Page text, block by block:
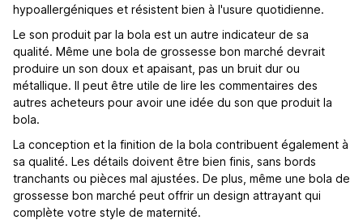
hypoallergéniques et résistent bien à l'usure quotidienne.
Le son produit par la bola est un autre indicateur de sa
qualité. Même une bola de grossesse bon marché devrait
produire un son doux et apaisant, pas un bruit dur ou
métallique. Il peut être utile de lire les commentaires des
autres acheteurs pour avoir une idée du son que produit la
bola.
La conception et la finition de la bola contribuent également à
sa qualité. Les détails doivent être bien finis, sans bords
tranchants ou pièces mal ajustées. De plus, même une bola de
grossesse bon marché peut offrir un design attrayant qui
complète votre style de maternité.